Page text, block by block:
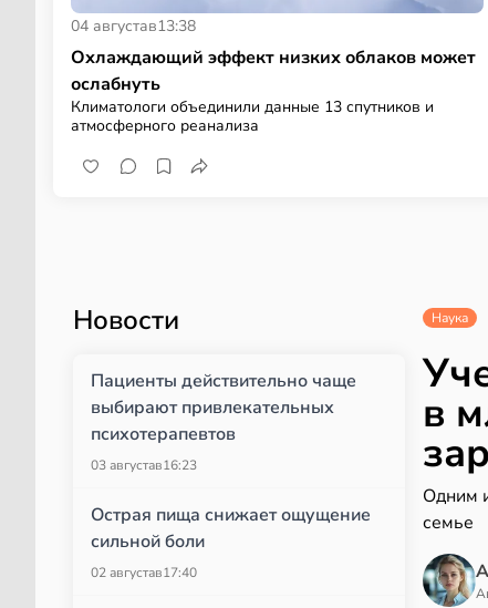
04 августав13:38
Охлаждающий эффект низких облаков может
ослабнуть
Климатологи объединили данные 13 спутников и
атмосферного реанализа
Новости
Пациенты действительно чаще
выбирают привлекательных
психотерапевтов
03 августав16:23
Острая пища снижает ощущение
сильной боли
02 августав17:40
Наука
в
Одним
семье